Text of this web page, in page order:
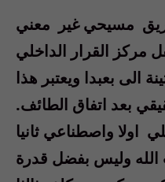
مسيحي غير معني
مركز القرار الداخلي
الى بعبدا ويعتبر هذا
بعد اتفاق الطائف.
اولا واصطناعي ثانيا
وليس بفضل قدرة